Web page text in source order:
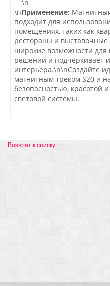
\n
\nПрименение:
подходит для
помещениях, таких как
рестораны и
широкие возможности для
решений и подчеркивает
интерьера.\n\nСоздайте
магнитным треком S20 и
безопасностью, красотой
световой системы.
Возврат к списку